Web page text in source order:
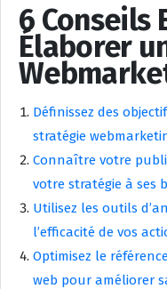
6 Conseils
Élaborer
Définissez des
stratégie
Connaître votre
votre stratégie à ses
Utilisez les outils
l’efficacité de vos
Optimisez le
web pour améliorer